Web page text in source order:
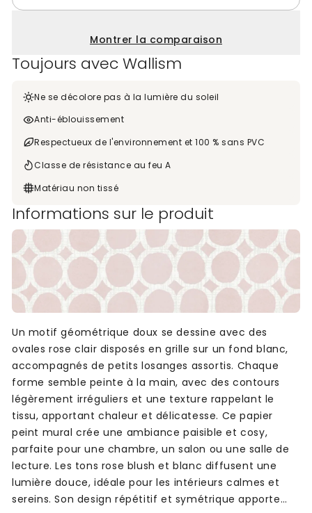
Montrer la comparaison
Toujours avec Wallism
Ne se décolore pas à la lumière du soleil
Anti-éblouissement
Respectueux de l'environnement et 100 % sans PVC
Classe de résistance au feu A
Matériau non tissé
Informations sur le produit
Un motif géométrique doux se dessine avec des
ovales rose clair disposés en grille sur un fond blanc,
accompagnés de petits losanges assortis. Chaque
forme semble peinte à la main, avec des contours
légèrement irréguliers et une texture rappelant le
tissu, apportant chaleur et délicatesse. Ce papier
peint mural crée une ambiance paisible et cosy,
parfaite pour une chambre, un salon ou une salle de
lecture. Les tons rose blush et blanc diffusent une
lumière douce, idéale pour les intérieurs calmes et
sereins. Son design répétitif et symétrique apporte